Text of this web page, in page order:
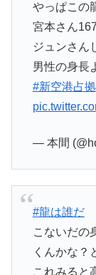
やっぱこの
宮本さん
ジュンさん
男性の身長
#新空港占拠
— 本間
#龍は誰だ
こないだの
くんかな？
これみると